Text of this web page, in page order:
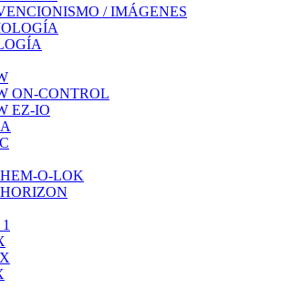
/ IMÁGENES
ON-CONTROL
EZ-IO
O-LOK